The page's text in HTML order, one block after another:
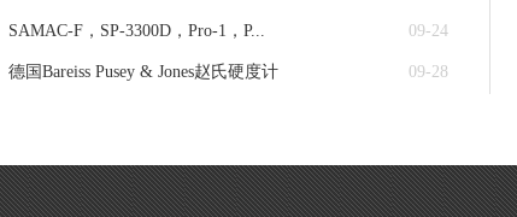
SAMAC-F，SP-3300D，Pro-1，P... 09-24
德国Bareiss Pusey & Jones赵氏硬度计 09-28